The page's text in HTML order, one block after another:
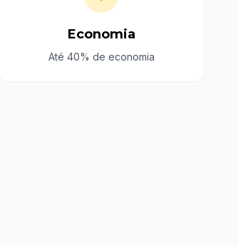
Economia
Até 40% de economia